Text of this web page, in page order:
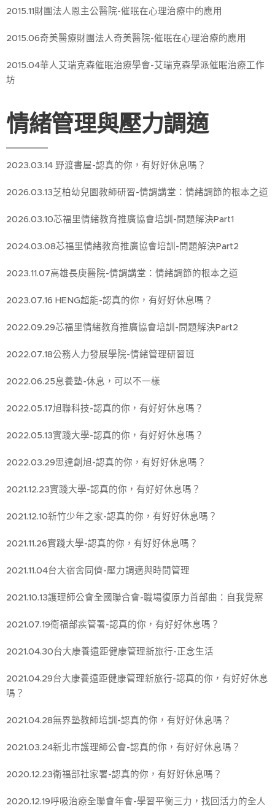
2015.11財團法人恩主公醫院-催眠在心理治療中的應用
2015.06奇美醫療財團法人奇美醫院-催眠在心理治療的應用
2015.04華人艾瑞克森催眠治療學會-艾瑞克森學派催眠治療工作
坊
情緒管理與壓力調適
2023.03.14 野渡書屋-認真的你，有好好休息嗎？
2026.03.13芝柏幼兒園教師研習-情調講堂：情緒調節的根本之道
2026.03.10芯福里情緒教育推廣協會培訓-問題解決Part1
2024.03.08芯福里情緒教育推廣協會培訓-問題解決Part2
2023.11.07高雄長庚醫院-情調講堂：情緒調節的根本之道
2023.07.16 HENG超能-認真的你，有好好休息嗎？
2022.09.29芯福里情緒教育推廣協會培訓-問題解決Part2
2022.07.18公務人力發展學院-情緒管理研習班
2022.06.25息養塾-休息，可以不一樣
2022.05.17旭聯科技-認真的你，有好好休息嗎？
2022.05.13實踐大學-認真的你，有好好休息嗎？
2022.03.29思達創旭-認真的你，有好好休息嗎？
2021.12.23實踐大學-認真的你，有好好休息嗎？
2021.12.10新竹少年之家-認真的你，有好好休息嗎？
2021.11.26實踐大學-認真的你，有好好休息嗎？
2021.11.04台大宿舍同儕-壓力調適與時間管理
2021.10.13護理師公會全國聯合會-職場復原力首部曲：自我覺察
2021.07.19衛福部疾管署-認真的你，有好好休息嗎？
2021.04.30台大康養遠距健康管理新旅行-正念生活
2021.04.29台大康養遠距健康管理新旅行-認真的你，有好好休息
嗎？
2021.04.28無界塾教師培訓-認真的你，有好好休息嗎？
2021.03.24新北市護理師公會-認真的你，有好好休息嗎？
2020.12.23衛福部社家署-認真的你，有好好休息嗎？
2020.12.19呼吸治療全聯會年會-學習平衡三力，找回活力的全人